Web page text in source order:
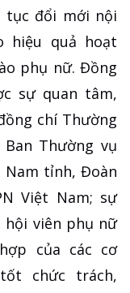
tục đổi mới nội
hiệu quả hoạt
phụ nữ. Đồng
sự quan tâm,
chí Thường
Thường vụ
tỉnh, Đoàn
Việt Nam; sự
hội viên phụ nữ
của các cơ
chức trách,